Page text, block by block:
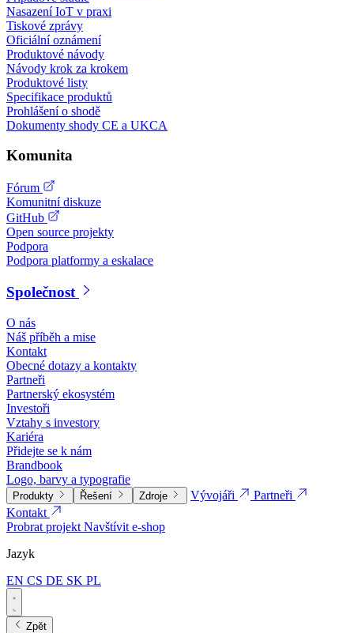
Nasazení IoT v praxi
Tiskové zprávy
Oficiální oznámení
Produktové návody
Návody krok za krokem
Produktové listy
Specifikace produktů
Prohlášení o shodě
Dokumenty shody CE a UKCA
Komunita
Fórum
Komunitní diskuze
GitHub
Open source projekty
Podpora
Podpora platformy a eskalace
Společnost
O nás
Náš příběh a mise
Kontakt
Obecné dotazy a kontakty
Partneři
Partnerský ekosystém
Investoři
Vztahy s investory
Kariéra
Přidejte se k nám
Brandbook
Logo, barvy a typografie
Produkty Řešení Zdroje Vývojáři
Partneři
Kontakt
Probrat projektNavštívit e-shop
Jazyk
EN CS DE SK PL
Zpět